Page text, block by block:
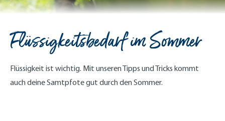
Flüssigkeitsbedarf im Sommer
Flüssigkeit ist wichtig. Mit unseren Tipps und Tricks kommt
auch deine Samtpfote gut durch den Sommer.